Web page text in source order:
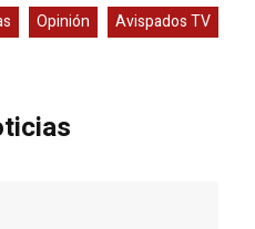
Opinión Avispados TV